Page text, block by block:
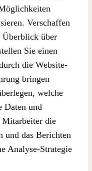
Verschaffen
Überblick über
Sie einen
die Website-
bringen
welche
Daten und
Mitarbeiter die
und das Berichten
Analyse-Strategie